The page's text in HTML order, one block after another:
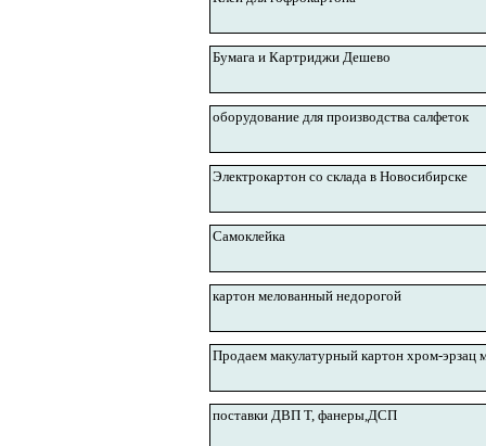
Бумага и Картриджи Дешево
оборудование для производства салфеток
Электрокартон со склада в Новосибирске
Самоклейка
картон мелованный недорогой
Продаем макулатурный картон хром-эрзац
поставки ДВП Т, фанеры,ДСП